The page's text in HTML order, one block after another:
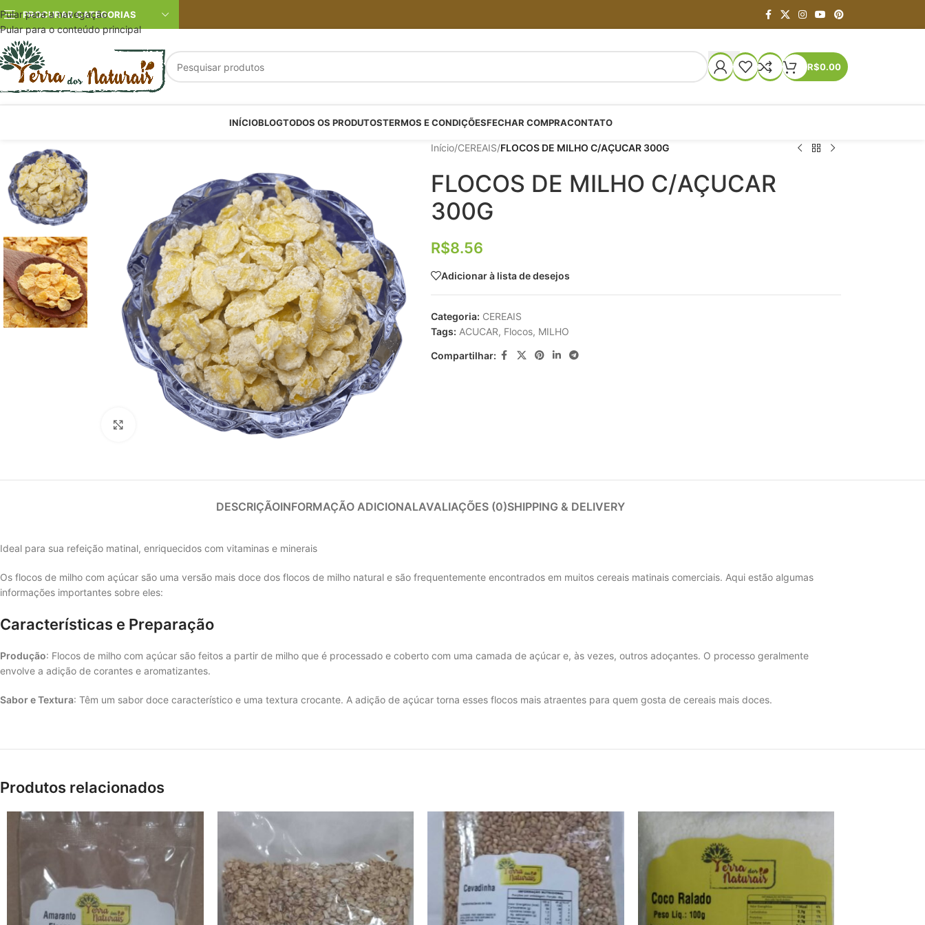
Pular para a navegação
Pular para o conteúdo principal
PROCURAR CATEGORIAS
R$0.00
INÍCIOBLOGTODOS OS PRODUTOSTERMOS E CONDIÇÕESFECHAR COMPRACONTATO
Clique para ampliar
Início/CEREAIS/FLOCOS DE MILHO C/AÇUCAR 300G
FLOCOS DE MILHO C/AÇUCAR
300G
R$8.56
Adicionar à lista de desejos
Categoria: CEREAIS
Tags: ACUCAR, Flocos, MILHO
Compartilhar:
DESCRIÇÃOINFORMAÇÃO ADICIONALAVALIAÇÕES (0)SHIPPING & DELIVERY
Ideal para sua refeição matinal, enriquecidos com vitaminas e minerais
Os flocos de milho com açúcar são uma versão mais doce dos flocos de milho natural e são frequentemente encontrados em muitos cereais matinais comerciais. Aqui estão algumas
informações importantes sobre eles:
Características e Preparação
Produção: Flocos de milho com açúcar são feitos a partir de milho que é processado e coberto com uma camada de açúcar e, às vezes, outros adoçantes. O processo geralmente
envolve a adição de corantes e aromatizantes.
Sabor e Textura: Têm um sabor doce característico e uma textura crocante. A adição de açúcar torna esses flocos mais atraentes para quem gosta de cereais mais doces.
Produtos relacionados